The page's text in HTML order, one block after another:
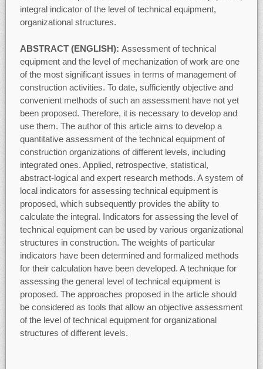
integral indicator of the level of technical equipment,
organizational structures.
ABSTRACT (ENGLISH): Assessment of technical
equipment and the level of mechanization of work are one
of the most significant issues in terms of management of
construction activities. To date, sufficiently objective and
convenient methods of such an assessment have not yet
been proposed. Therefore, it is necessary to develop and
use them. The author of this article aims to develop a
quantitative assessment of the technical equipment of
construction organizations of different levels, including
integrated ones. Applied, retrospective, statistical,
abstract-logical and expert research methods. A system of
local indicators for assessing technical equipment is
proposed, which subsequently provides the ability to
calculate the integral. Indicators for assessing the level of
technical equipment can be used by various organizational
structures in construction. The weights of particular
indicators have been determined and formalized methods
for their calculation have been developed. A technique for
assessing the general level of technical equipment is
proposed. The approaches proposed in the article should
be considered as tools that allow an objective assessment
of the level of technical equipment for organizational
structures of different levels.